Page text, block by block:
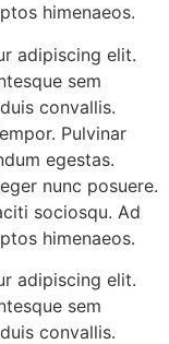
himenaeos.
adipiscing elit.
sem
convallis.
Pulvinar
egestas.
nunc posuere.
sociosqu. Ad
himenaeos.
adipiscing elit.
sem
convallis.